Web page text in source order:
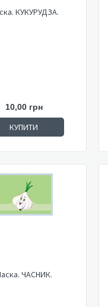
КУКУРУДЗА.
10,00 грн
КУПИТИ
ЧАСНИК.